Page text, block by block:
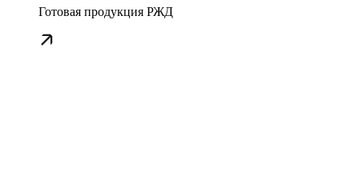
Готовая продукция РЖД